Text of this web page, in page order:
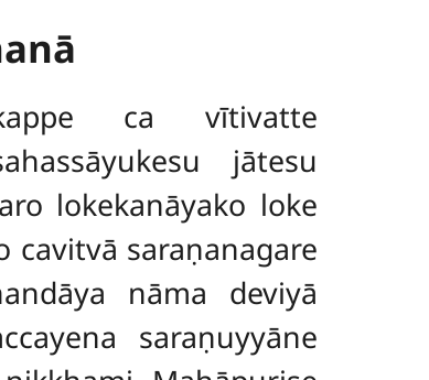
ca vītivatte
jātesu
lokekanāyako loke
saraṇanagare
nāma deviyā
saraṇuyyāne